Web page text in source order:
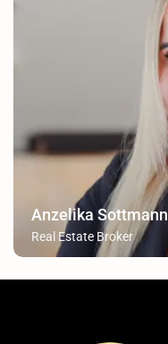
Anzelika Sottmann
Real Estate Broker